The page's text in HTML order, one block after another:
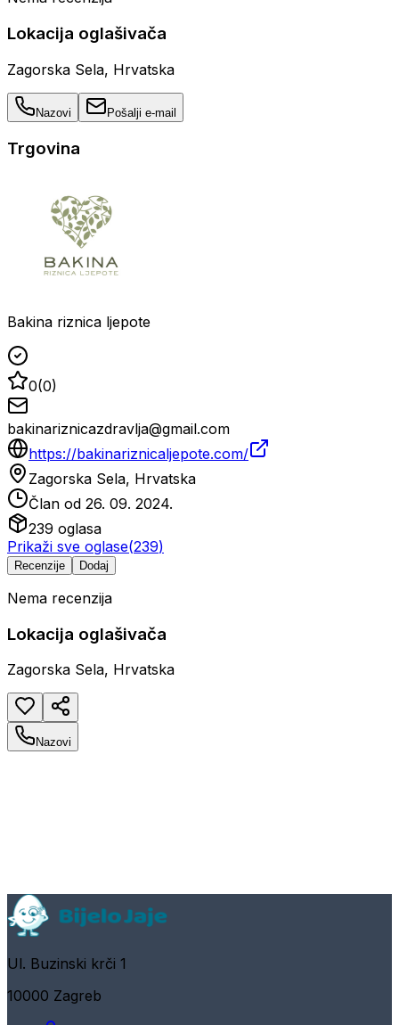
Lokacija oglašivača
Zagorska Sela, Hrvatska
Nazovi Pošalji e-mail
Trgovina
Bakina riznica ljepote
0(0)
bakinariznicazdravlja@gmail.com
https://bakinariznicaljepote.com/
Zagorska Sela, Hrvatska
Član od 26. 09. 2024.
239 oglasa
Prikaži sve oglase(239)
Recenzije Dodaj
Nema recenzija
Lokacija oglašivača
Zagorska Sela, Hrvatska
Nazovi
Ul. Buzinski krči 1
10000 Zagreb